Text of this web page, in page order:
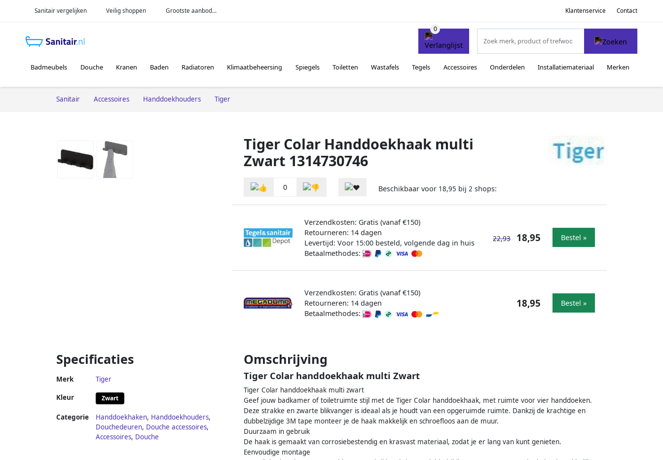
Sanitair vergelijken Veilig shoppen Grootste aanbod... Klantenservice Contact
Badmeubels Douche Kranen Baden Radiatoren Klimaatbeheersing Spiegels Toiletten Wastafels Tegels Accessoires Onderdelen Installatiemateriaal Merken
Sanitair Accessoires Handdoekhouders Tiger
Tiger Colar Handdoekhaak multi
Zwart 1314730746
0 Beschikbaar voor 18,95 bij 2 shops:
Verzendkosten: Gratis (vanaf €150)
Retourneren: 14 dagen
Levertijd: Voor 15:00 besteld, volgende dag in huis
Betaalmethodes:
22,93 18,95 Bestel »
Verzendkosten: Gratis (vanaf €150)
Retourneren: 14 dagen
Betaalmethodes:
18,95 Bestel »
Specificaties
Merk Tiger
Kleur Zwart
Categorie Handdoekhaken, Handdoekhouders,
Douchedeuren, Douche accessoires,
Accessoires, Douche
Omschrijving
Tiger Colar handdoekhaak multi Zwart
Tiger Colar handdoekhaak multi zwart
Geef jouw badkamer of toiletruimte stijl met de Tiger Colar handdoekhaak, met ruimte voor vier handdoeken.
Deze strakke en zwarte blikvanger is ideaal als je houdt van een opgeruimde ruimte. Dankzij de krachtige en
dubbelzijdige 3M tape monteer je de haak makkelijk en schroefloos aan de muur.
Duurzaam in gebruik
De haak is gemaakt van corrosiebestendig en krasvast materiaal, zodat je er lang van kunt genieten.
Eenvoudige montage